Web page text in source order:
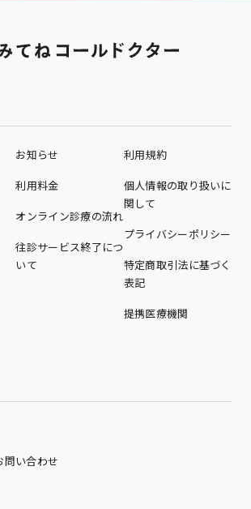
お知らせ
利用料金
オンライン診療の流れ
往診サービス終了につ
いて
利用規約
個人情報の取り扱いに
関して
プライバシーポリシー
特定商取引法に基づく
表記
提携医療機関
問い合わせ